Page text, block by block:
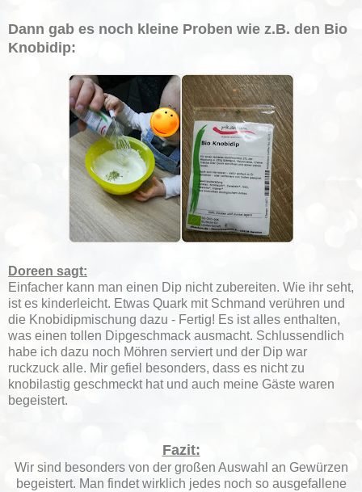
Dann gab es noch kleine Proben wie z.B. den Bio
Knobidip:
Doreen sagt:
Einfacher kann man einen Dip nicht zubereiten. Wie ihr seht,
ist es kinderleicht. Etwas Quark mit Schmand verühren und
die Knobidipmischung dazu - Fertig! Es ist alles enthalten,
was einen tollen Dipgeschmack ausmacht. Schlussendlich
habe ich dazu noch Möhren serviert und der Dip war
ruckzuck alle. Mir gefiel besonders, dass es nicht zu
knobilastig geschmeckt hat und auch meine Gäste waren
begeistert.
Fazit:
Wir sind besonders von der großen Auswahl an Gewürzen
begeistert. Man findet wirklich jedes noch so ausgefallene